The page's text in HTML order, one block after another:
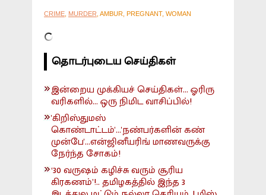
CRIME, MURDER, AMBUR, PREGNANT, WOMAN
தொடர்புடைய செய்திகள்
இன்றைய முக்கியச் செய்திகள்... ஓரிரு
வரிகளில்... ஒரு நிமிட வாசிப்பில்!
'கிறிஸ்துமஸ்
கொண்டாட்டம்'...'நண்பர்களின் கண்
முன்பே'...என்ஜினீயரிங் மாணவருக்கு
நேர்ந்த சோகம்!
‘30 வருஷம் கழிச்சு வரும் சூரிய
கிரகணம்’!.. தமிழகத்தில் இந்த 3